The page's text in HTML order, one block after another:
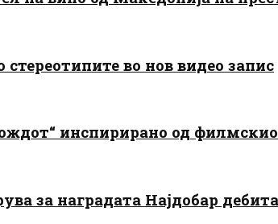
во нов видео запис
инспирирано од
за наградата Најдобар